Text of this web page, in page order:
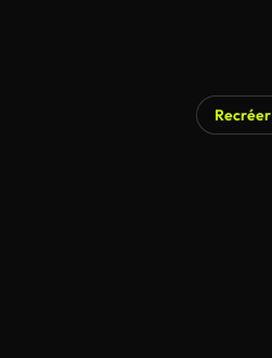
Recréer